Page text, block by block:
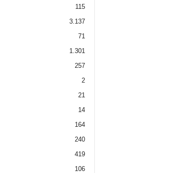
115
3.137
71
1.301
257
2
21
14
164
240
419
106